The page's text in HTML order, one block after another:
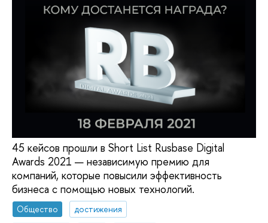
45 кейсов прошли в Short List Rusbase Digital
Awards 2021 — независимую премию для
компаний, которые повысили эффективность
бизнеса с помощью новых технологий.
Общество
достижения